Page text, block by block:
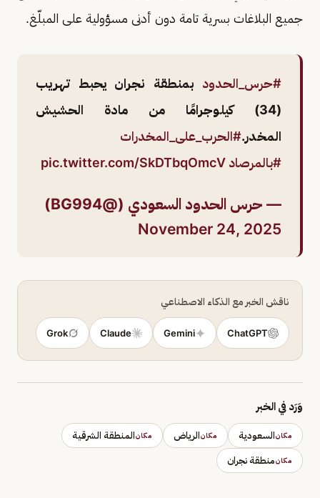
جميع البلاغات بسرية تامة دون أدنى مسؤولية على المبلّغ.
#حرس_الحدود بمنطقة نجران يحبط تهريب
(34) كيلوجرامًا من مادة الحشيش
المخدر.#الحرب_على_المخدرات
#بالمرصاد pic.twitter.com/SkDTbqOmcV
— حرس الحدود السعودي (@BG994)
November 24, 2025
ناقش الخبر مع الذكاء الاصطناعي
ChatGPT
Gemini
Claude
Grok
وَرَد في الخبر
مكانالسعودية مكانالرياض مكانالمنطقة الشرقية
مكانمنطقة نجران